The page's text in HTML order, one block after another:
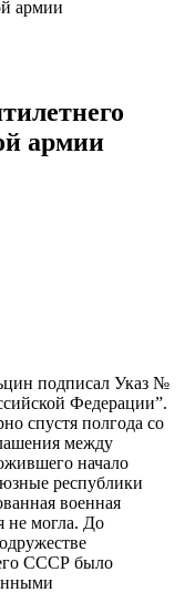
армии
армии
подписал Указ №
Федерации”.
спустя полгода со
между
начало
республики
военная
не могла. До
СССР было